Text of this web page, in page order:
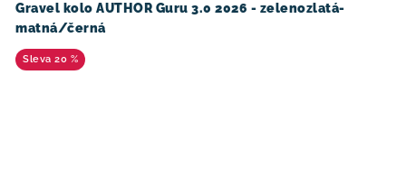
Gravel kolo AUTHOR Guru 3.0 2026 - zelenozlatá-
matná/černá
20 %